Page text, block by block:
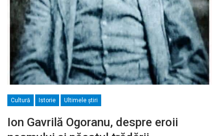
Cultură Istorie Ultimele ştiri
Ion Gavrilă Ogoranu, despre eroii